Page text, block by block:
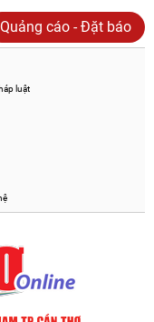
Quảng cáo - Đặt báo
luật